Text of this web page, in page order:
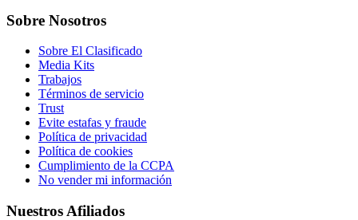
Sobre Nosotros
Sobre El Clasificado
Media Kits
Trabajos
Términos de servicio
Trust
Evite estafas y fraude
Política de privacidad
Política de cookies
Cumplimiento de la CCPA
No vender mi información
Nuestros Afiliados